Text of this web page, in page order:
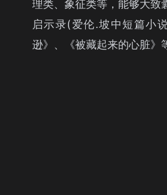
理类、象征类等，能够大致
启示录(爱伦.坡中短篇小
逊》、《被藏起来的心脏》